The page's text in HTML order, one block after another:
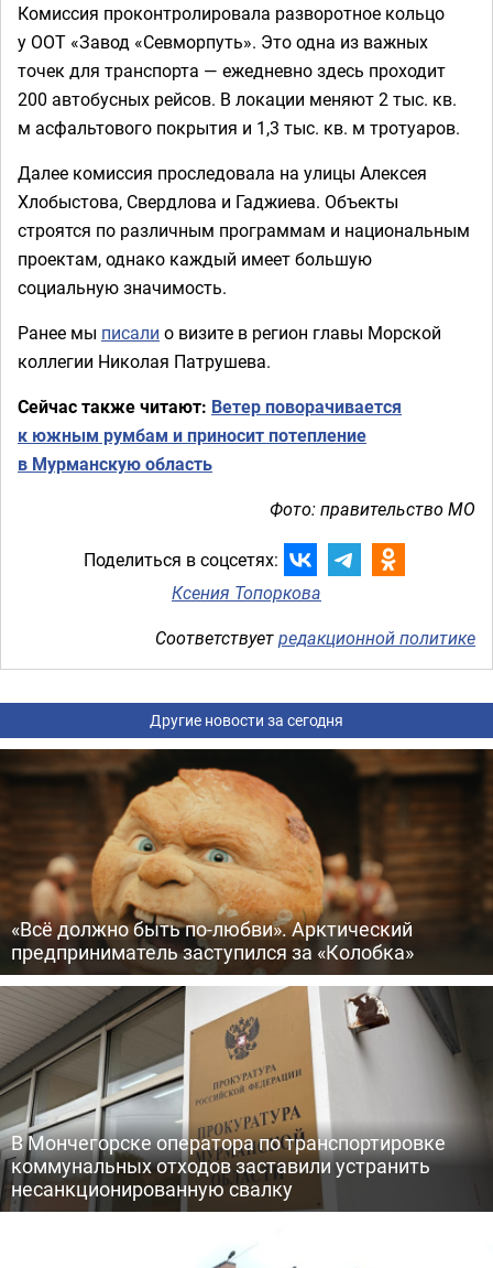
Комиссия проконтролировала разворотное кольцо
у ООТ «Завод «Севморпуть». Это одна из важных
точек для транспорта — ежедневно здесь проходит
200 автобусных рейсов. В локации меняют 2 тыс. кв.
м асфальтового покрытия и 1,3 тыс. кв. м тротуаров.
Далее комиссия проследовала на улицы Алексея
Хлобыстова, Свердлова и Гаджиева. Объекты
строятся по различным программам и национальным
проектам, однако каждый имеет большую
социальную значимость.
Ранее мы писали о визите в регион главы Морской
коллегии Николая Патрушева.
Сейчас также читают: Ветер поворачивается
к южным румбам и приносит потепление
в Мурманскую область
Фото: правительство МО
Поделиться в соцсетях:
Ксения Топоркова
Соответствуетредакционной политике
Другие новости за сегодня
«Всё должно быть по-любви». Арктический
предприниматель заступился за «Колобка»
В Мончегорске оператора по транспортировке
коммунальных отходов заставили устранить
несанкционированную свалку